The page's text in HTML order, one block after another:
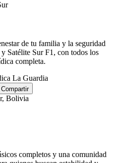
de tu familia y la seguridad
Satélite Sur F1, con todos los
completa.
La Guardia
Compartir
completos y una comunidad